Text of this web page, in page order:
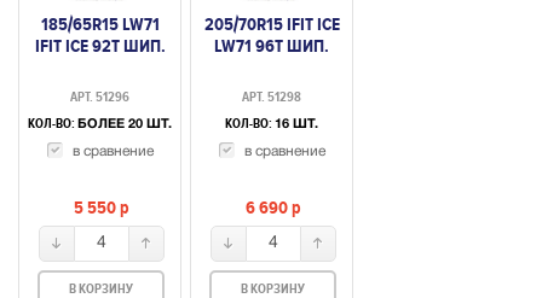
185/65R15 LW71
IFIT ICE 92T ШИП.
АРТ. 51296
КОЛ-ВО: БОЛЕЕ 20 ШТ.
в сравнение
5 550p
4
В КОРЗИНУ
205/70R15 IFIT ICE
LW71 96T ШИП.
АРТ. 51298
КОЛ-ВО: 16 ШТ.
в сравнение
6 690p
4
В КОРЗИНУ